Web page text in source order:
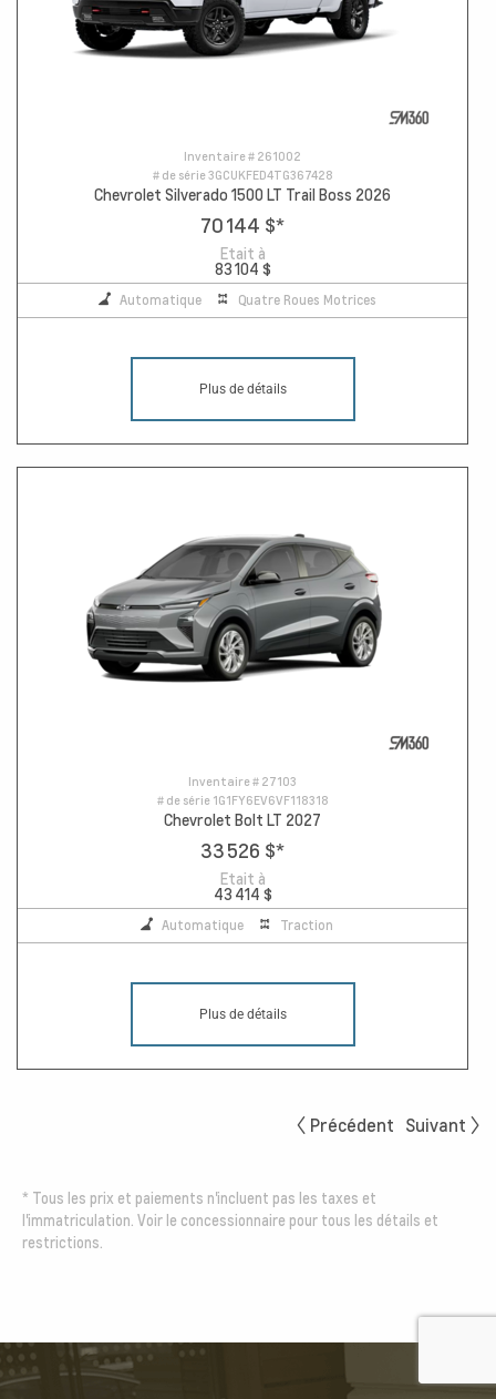
Inventaire # 261002
# de série3GCUKFED4TG367428
Chevrolet Silverado 1500 LT Trail Boss 2026
70 144 $*
Etait à
83 104 $
Automatique Quatre Roues Motrices
Plus de détails
Inventaire # 27103
# de série 1G1FY6EV6VF118318
Chevrolet Bolt LT 2027
33 526 $*
Etait à
43 414 $
Automatique Traction
Plus de détails
Précédent Suivant
* Tous les prix et paiements n'incluent pas les taxes et
l'immatriculation. Voir le concessionnaire pour tous les détails et
restrictions.